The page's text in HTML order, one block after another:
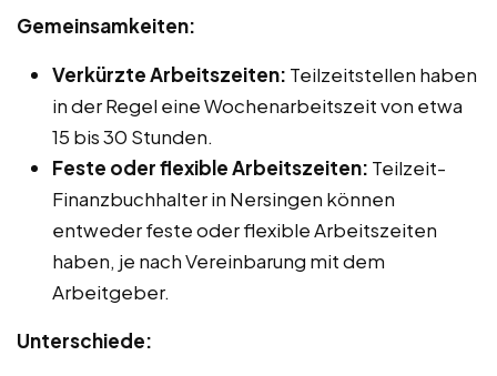
Gemeinsamkeiten:
Verkürzte Arbeitszeiten: Teilzeitstellen haben
in der Regel eine Wochenarbeitszeit von etwa
15 bis 30 Stunden.
Feste oder flexible Arbeitszeiten: Teilzeit-
Finanzbuchhalter in Nersingen können
entweder feste oder flexible Arbeitszeiten
haben, je nach Vereinbarung mit dem
Arbeitgeber.
Unterschiede: